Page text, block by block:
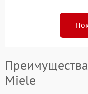
Miele